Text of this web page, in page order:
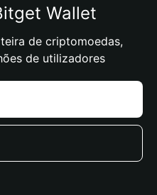
Wallet
de criptomoedas,
de utilizadores